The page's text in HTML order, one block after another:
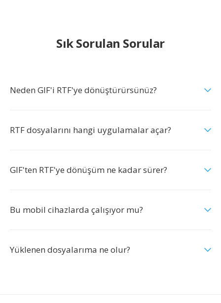
Sık Sorulan Sorular
Neden GIF'i RTF'ye dönüştürürsünüz?
RTF dosyalarını hangi uygulamalar açar?
GIF'ten RTF'ye dönüşüm ne kadar sürer?
Bu mobil cihazlarda çalışıyor mu?
Yüklenen dosyalarıma ne olur?